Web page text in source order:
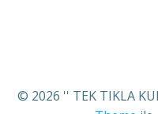
© 2026 '' TEK TIKLA